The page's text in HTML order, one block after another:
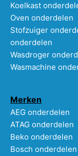
Koelkast
Oven onderdelen
Stofzuiger
onderdelen
Wasdroger
Wasmachine
Merken
AEG onderdelen
ATAG onderdelen
Beko onderdelen
Bosch onderdelen